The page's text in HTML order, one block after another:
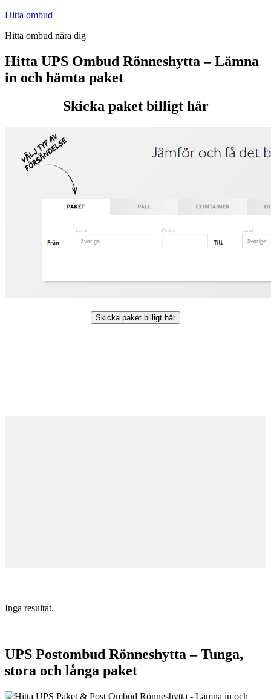
Hoppa
innehåll
Hitta ombud
Hitta ombud nära dig
Hitta UPS Ombud Rönneshytta – Lämna
in och hämta paket
Skicka paket billigt här
Skicka paket billigt här
Inga resultat.
UPS Postombud Rönneshytta – Tunga,
stora och långa paket